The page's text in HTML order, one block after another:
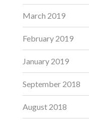
March 2019
February 2019
January 2019
September 2018
August 2018